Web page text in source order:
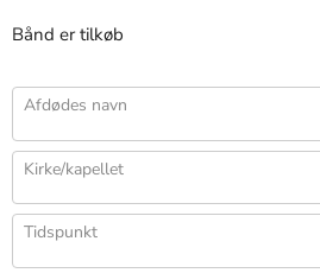
Bånd er tilkøb
Afdødes navn
Kirke/kapellet
Tidspunkt